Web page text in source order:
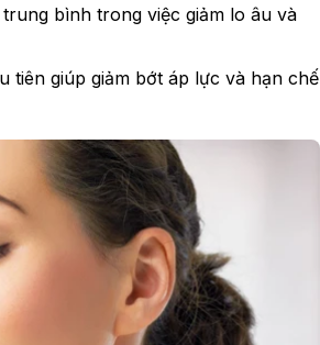
bình trong việc giảm lo âu và
tiên giúp giảm bớt áp lực và hạn chế